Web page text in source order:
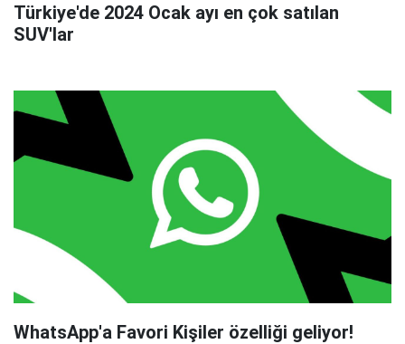
Türkiye'de 2024 Ocak ayı en çok satılan
SUV'lar
WhatsApp'a Favori Kişiler özelliği geliyor!